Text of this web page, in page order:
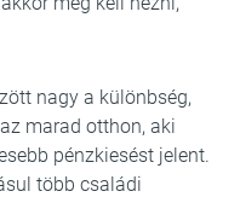
nagy a különbség,
marad otthon, aki
pénzkiesést jelent.
több családi